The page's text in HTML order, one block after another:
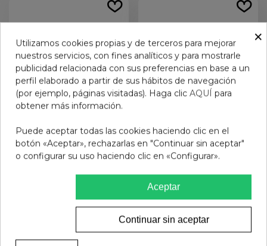
GAFAS PRESBICIA BADS
GOMA TURQUESA +1.5
12,95 €
GAFAS PRESBICIA BADS
MAGNETICA AZUL +2.5
12,95 €
×
Utilizamos cookies propias y de terceros para mejorar
nuestros servicios, con fines analíticos y para mostrarle
publicidad relacionada con sus preferencias en base a un
perfil elaborado a partir de sus hábitos de navegación
(por ejemplo, páginas visitadas). Haga clic AQUÍ para
obtener más información.
Puede aceptar todas las cookies haciendo clic en el
botón «Aceptar», rechazarlas en "Continuar sin aceptar"
o configurar su uso haciendo clic en «Configurar».
Aceptar
Continuar sin aceptar